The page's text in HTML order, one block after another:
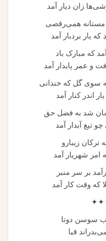
زان دیار آمد
همی‌رقصی
یار بردبار آمد
که مبارک باد
عمر پایدار آمد
گل که خندانی
اندر کنار آمد
شد به فضل حق
تیغ آبدار آمد
ترکان زیبارو
امر شهریار آمد
بر سر منبر
که وقت کار آمد
سوسن دوتا
قبا